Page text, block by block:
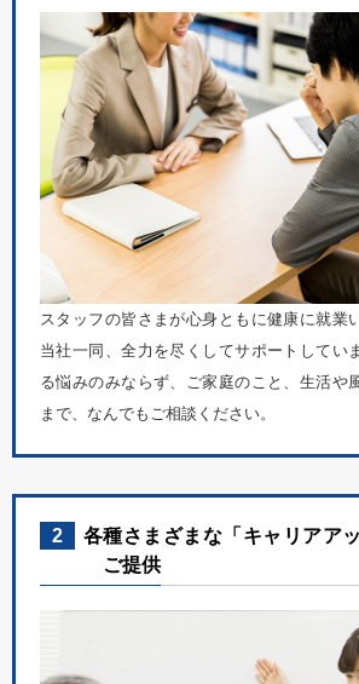
スタッフの皆さまが心身ともに健康に就業
当社一同、全力を尽くしてサポートしてい
る悩みのみならず、ご家庭のこと、生活や
まで、なんでもご相談ください。
2
各種さまざまな「キャリアア
ご提供